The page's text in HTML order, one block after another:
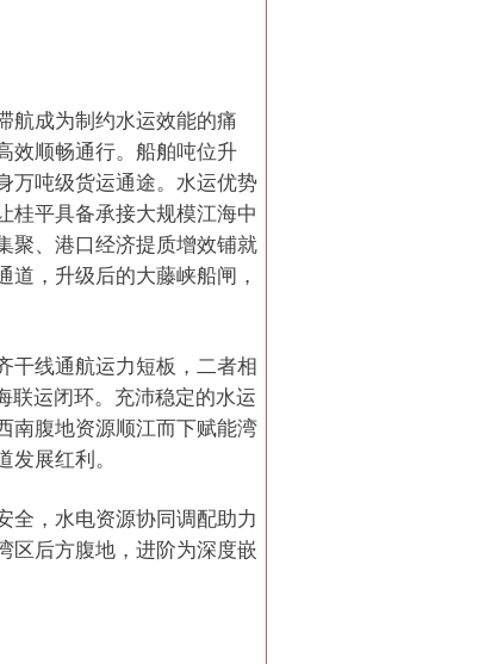
航成为制约水运效能的痛
效顺畅通行。船舶吨位升
万吨级货运通途。水运优势
桂平具备承接大规模江海中
聚、港口经济提质增效铺就
，升级后的大藤峡船闸，
干线通航运力短板，二者相
运闭环。充沛稳定的水运
南腹地资源顺江而下赋能湾
展红利。
全，水电资源协同调配助力
区后方腹地，进阶为深度嵌